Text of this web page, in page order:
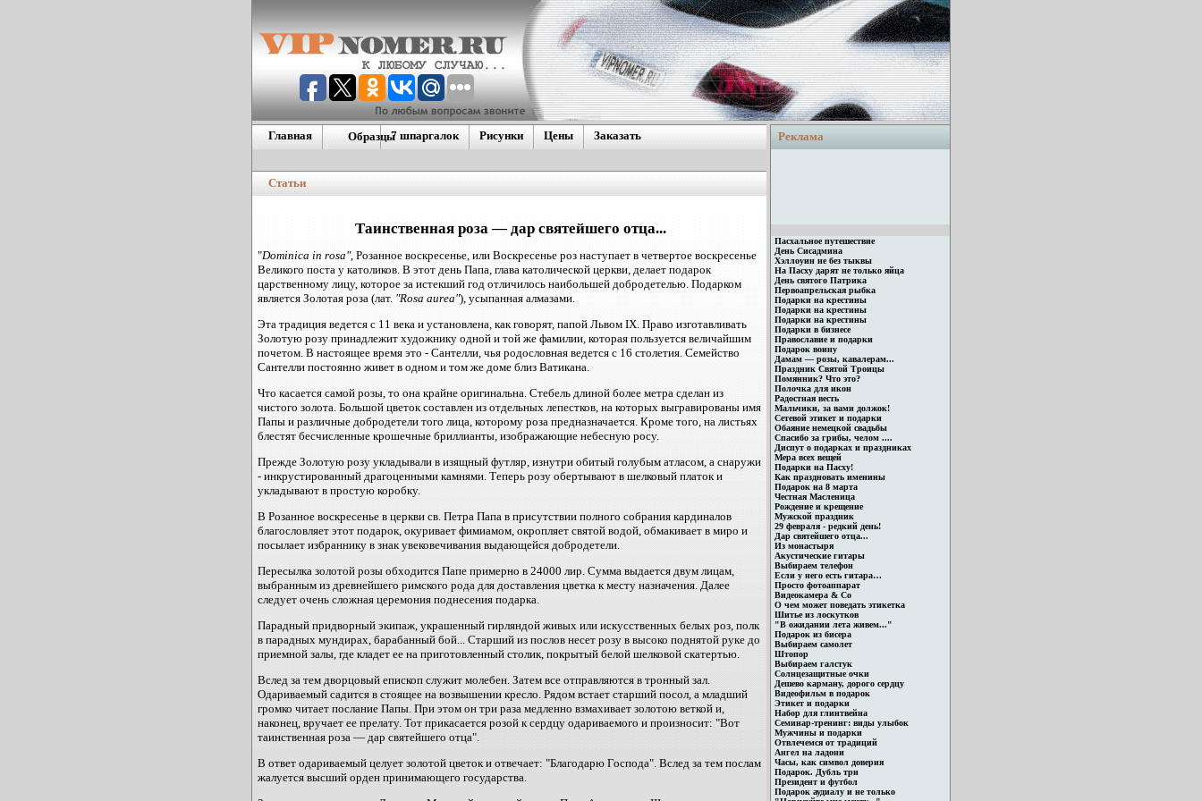
Образцы
Европейские
номера
Главная 7 шпаргалок Рисунки Цены Заказать Реклама
Пасхальное путешествие
День Сисадмина
Хэллоуин не без тыквы
На Пасху дарят не только яйца
День святого Патрика
Первоапрельская рыбка
Подарки на крестины
Подарки на крестины
Подарки на крестины
Подарки в бизнесе
Православие и подарки
Подарок воину
Дамам — розы, кавалерам...
Праздник Святой Троицы
Помянник? Что это?
Полочка для икон
Радостная весть
Мальчики, за вами должок!
Сетевой этикет и подарки
Обаяние немецкой свадьбы
Спасибо за грибы, челом ....
Диспут о подарках и праздниках
Мера всех вещей
Подарки на Пасху!
Как праздновать именины
Подарок на 8 марта
Честная Масленица
Рождение и крещение
Мужской праздник
29 февраля - редкий день!
Дар святейшего отца...
Из монастыря
Акустические гитары
Выбираем телефон
Если у него есть гитара…
Просто фотоаппарат
Видеокамера & Co
О чем может поведать этикетка
Шитье из лоскутков
"В ожидании лета живем..."
Подарок из бисера
Выбираем самолет
Штопор
Выбираем галстук
Солнцезащитные очки
Дешево карману, дорого сердцу
Видеофильм в подарок
Этикет и подарки
Набор для глинтвейна
Семинар-тренинг: виды улыбок
Мужчины и подарки
Отвлечемся от традиций
Ангел на ладони
Часы, как символ доверия
Подарок. Дубль три
Президент и футбол
Подарок аудиалу и не только
Статьи
Таинственная роза — дар святейшего отца...
"Dominica in rosa", Розанное воскресенье, или Воскресенье роз наступает в четвертое воскресенье
Великого поста у католиков. В этот день Папа, глава католической церкви, делает подарок
царственному лицу, которое за истекший год отличилось наибольшей добродетелью. Подарком
является Золотая роза (лат. "Rosa aurea"), усыпанная алмазами.
Эта традиция ведется с 11 века и установлена, как говорят, папой Львом IX. Право изготавливать
Золотую розу принадлежит художнику одной и той же фамилии, которая пользуется величайшим
почетом. В настоящее время это - Сантелли, чья родословная ведется с 16 столетия. Семейство
Сантелли постоянно живет в одном и том же доме близ Ватикана.
Что касается самой розы, то она крайне оригинальна. Стебель длиной более метра сделан из
чистого золота. Большой цветок составлен из отдельных лепестков, на которых выгравированы имя
Папы и различные добродетели того лица, которому роза предназначается. Кроме того, на листьях
блестят бесчисленные крошечные бриллианты, изображающие небесную росу.
Прежде Золотую розу укладывали в изящный футляр, изнутри обитый голубым атласом, а снаружи
- инкрустированный драгоценными камнями. Теперь розу обертывают в шелковый платок и
укладывают в простую коробку.
В Розанное воскресенье в церкви св. Петра Папа в присутствии полного собрания кардиналов
благословляет этот подарок, окуривает фимиамом, окропляет святой водой, обмакивает в миро и
посылает избраннику в знак увековечивания выдающейся добродетели.
Пересылка золотой розы обходится Папе примерно в 24000 лир. Сумма выдается двум лицам,
выбранным из древнейшего римского рода для доставления цветка к месту назначения. Далее
следует очень сложная церемония поднесения подарка.
Парадный придворный экипаж, украшенный гирляндой живых или искусственных белых роз, полк
в парадных мундирах, барабанный бой... Старший из послов несет розу в высоко поднятой руке до
приемной залы, где кладет ее на приготовленный столик, покрытый белой шелковой скатертью.
Вслед за тем дворцовый епископ служит молебен. Затем все отправляются в тронный зал.
Одариваемый садится в стоящее на возвышении кресло. Рядом встает старший посол, а младший
громко читает послание Папы. При этом он три раза медленно взмахивает золотою веткой и,
наконец, вручает ее прелату. Тот прикасается розой к сердцу одариваемого и произносит: "Вот
таинственная роза — дар святейшего отца".
В ответ одариваемый целует золотой цветок и отвечает: "Благодарю Господа". Вслед за тем послам
жалуется высший орден принимающего государства.